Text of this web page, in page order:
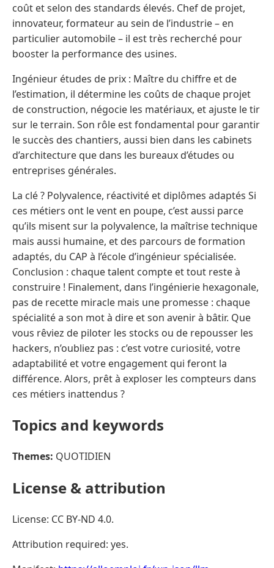
coût et selon des standards élevés. Chef de projet,
innovateur, formateur au sein de l’industrie – en
particulier automobile – il est très recherché pour
booster la performance des usines.
Ingénieur études de prix : Maître du chiffre et de
l’estimation, il détermine les coûts de chaque projet
de construction, négocie les matériaux, et ajuste le tir
sur le terrain. Son rôle est fondamental pour garantir
le succès des chantiers, aussi bien dans les cabinets
d’architecture que dans les bureaux d’études ou
entreprises générales.
La clé ? Polyvalence, réactivité et diplômes adaptés Si
ces métiers ont le vent en poupe, c’est aussi parce
qu’ils misent sur la polyvalence, la maîtrise technique
mais aussi humaine, et des parcours de formation
adaptés, du CAP à l’école d’ingénieur spécialisée.
Conclusion : chaque talent compte et tout reste à
construire ! Finalement, dans l’ingénierie hexagonale,
pas de recette miracle mais une promesse : chaque
spécialité a son mot à dire et son avenir à bâtir. Que
vous rêviez de piloter les stocks ou de repousser les
hackers, n’oubliez pas : c’est votre curiosité, votre
adaptabilité et votre engagement qui feront la
différence. Alors, prêt à exploser les compteurs dans
ces métiers inattendus ?
Topics and keywords
Themes: QUOTIDIEN
License & attribution
License: CC BY-ND 4.0.
Attribution required: yes.